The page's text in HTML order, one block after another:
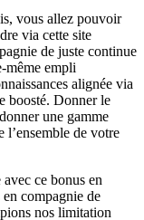
vous allez pouvoir
via cette site
de juste continue
même empli
alignée via
boosté. Donner le
une gamme
l’ensemble de votre
ce bonus en
compagnie de
nos limitation